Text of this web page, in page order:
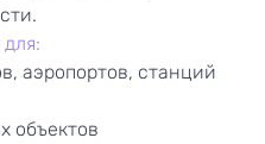
аэропортов, станций
объектов